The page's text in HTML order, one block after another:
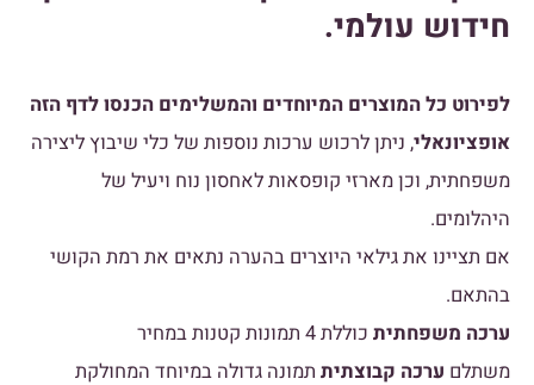
חידוש עולמי.
לפירוט כל המוצרים המיוחדים והמשלימים הכנסו לדף הזה
אופציונאלי, ניתן לרכוש ערכות נוספות של כלי שיבוץ ליצירה
משפחתית, וכן מארזי קופסאות לאחסון נוח ויעיל של
היהלומים.
אם תציינו את גילאי היוצרים בהערה נתאים את רמת הקושי
בהתאם.
ערכה משפחתית
כוללת 4 תמונות קטנות במחיר
משתלם ערכה קבוצתית תמונה גדולה במיוחד המחולקת